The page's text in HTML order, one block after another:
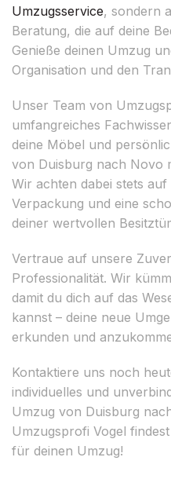
Umzugsservice, sondern
Beratung, die auf deine
Genieße deinen Umzug
Organisation und den
Unser Team von
umfangreiches
deine Möbel und
von Duisburg nach Novo
Wir achten dabei stets
Verpackung und eine
deiner wertvollen
Vertraue auf unsere
Professionalität. Wir
damit du dich auf das
kannst – deine neue
erkunden und
Kontaktiere uns noch
individuelles und
Umzug von Duisburg
Umzugsprofi Vogel
für deinen Umzug!